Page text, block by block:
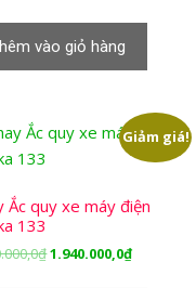
2.700.000,0₫.
vào giỏ hàng
Giảm giá!
Ắc quy xe máy điện
133
₫Giá
1.940.000,0₫Giá